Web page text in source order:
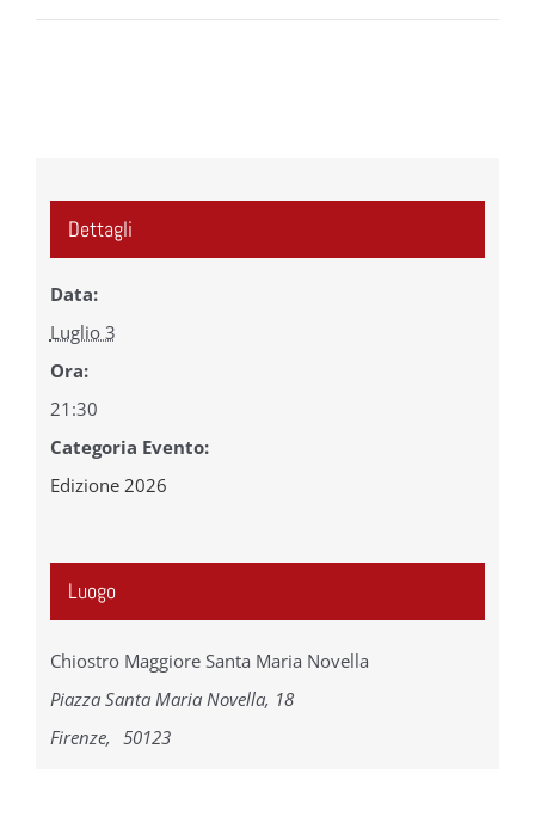
Dettagli
Data:
Luglio 3
Ora:
21:30
Categoria Evento:
Edizione 2026
Luogo
Chiostro Maggiore Santa Maria Novella
Piazza Santa Maria Novella, 18
Firenze, 50123